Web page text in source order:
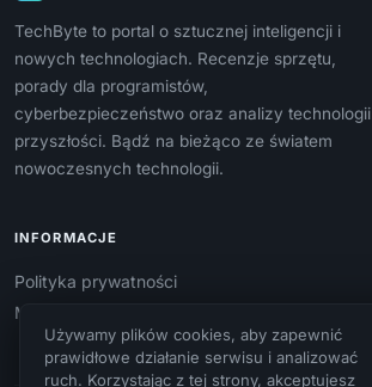
TechByte to portal o sztucznej inteligencji i
nowych technologiach. Recenzje sprzętu,
porady dla programistów,
cyberbezpieczeństwo oraz analizy technologii
przyszłości. Bądź na bieżąco ze światem
nowoczesnych technologii.
INFORMACJE
Polityka prywatności
Mapa strony
Używamy plików cookies, aby zapewnić
prawidłowe działanie serwisu i analizować
ruch. Korzystając z tej strony, akceptujesz